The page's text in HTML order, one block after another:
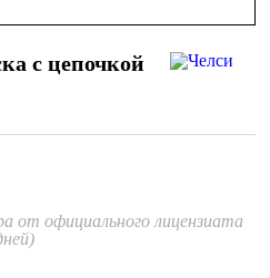
с цепочкой
от официального лицензиата